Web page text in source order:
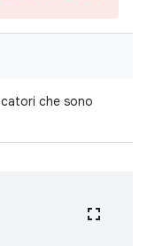
che sono